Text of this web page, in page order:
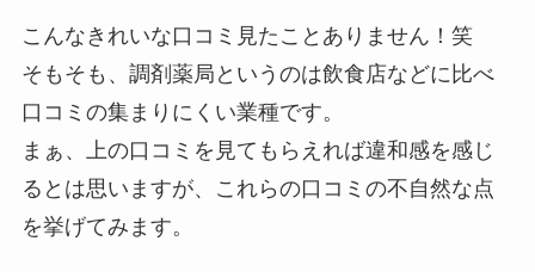
こんなきれいな口コミ見たことありません！笑
そもそも、調剤薬局というのは飲食店などに比べ
口コミの集まりにくい業種です。
まぁ、上の口コミを見てもらえれば違和感を感じ
るとは思いますが、これらの口コミの不自然な点
を挙げてみます。